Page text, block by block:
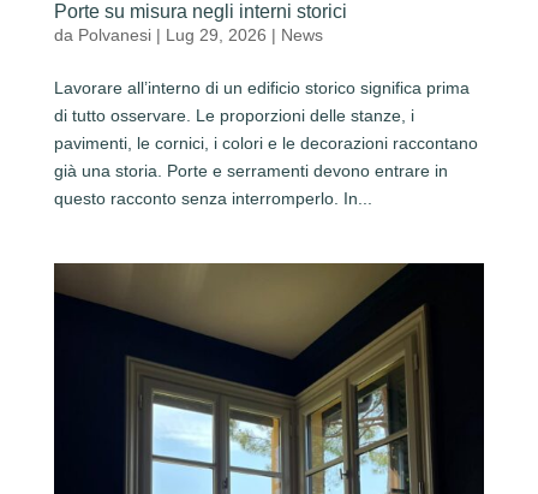
Porte su misura negli interni storici
da Polvanesi| Lug 29, 2026 | News
Lavorare all’interno di un edificio storico significa prima
di tutto osservare. Le proporzioni delle stanze, i
pavimenti, le cornici, i colori e le decorazioni raccontano
già una storia. Porte e serramenti devono entrare in
questo racconto senza interromperlo. In...